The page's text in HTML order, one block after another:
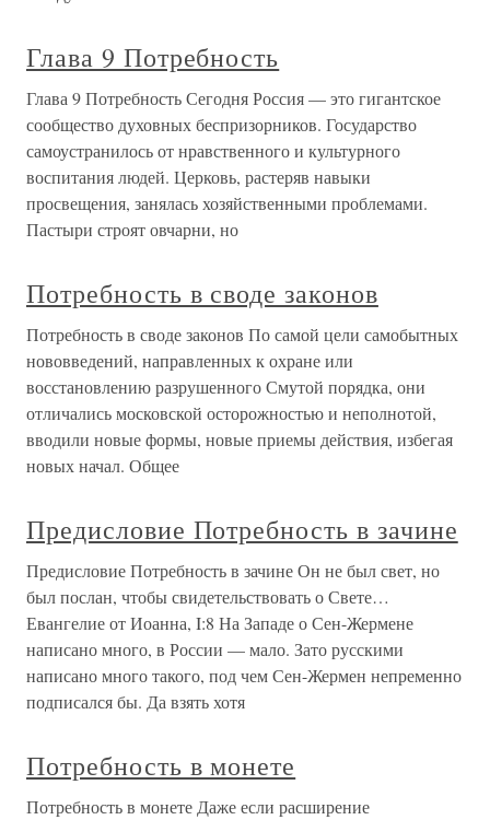
Глава 9 Потребность
Глава 9 Потребность Сегодня Россия — это гигантское
сообщество духовных беспризорников. Государство
самоустранилось от нравственного и культурного
воспитания людей. Церковь, растеряв навыки
просвещения, занялась хозяйственными проблемами.
Пастыри строят овчарни, но
Потребность в своде законов
Потребность в своде законов По самой цели самобытных
нововведений, направленных к охране или
восстановлению разрушенного Смутой порядка, они
отличались московской осторожностью и неполнотой,
вводили новые формы, новые приемы действия, избегая
новых начал. Общее
Предисловие Потребность в зачине
Предисловие Потребность в зачине Он не был свет, но
был послан, чтобы свидетельствовать о Свете…
Евангелие от Иоанна, I:8 На Западе о Сен-Жермене
написано много, в России — мало. Зато русскими
написано много такого, под чем Сен-Жермен непременно
подписался бы. Да взять хотя
Потребность в монете
Потребность в монете Даже если расширение